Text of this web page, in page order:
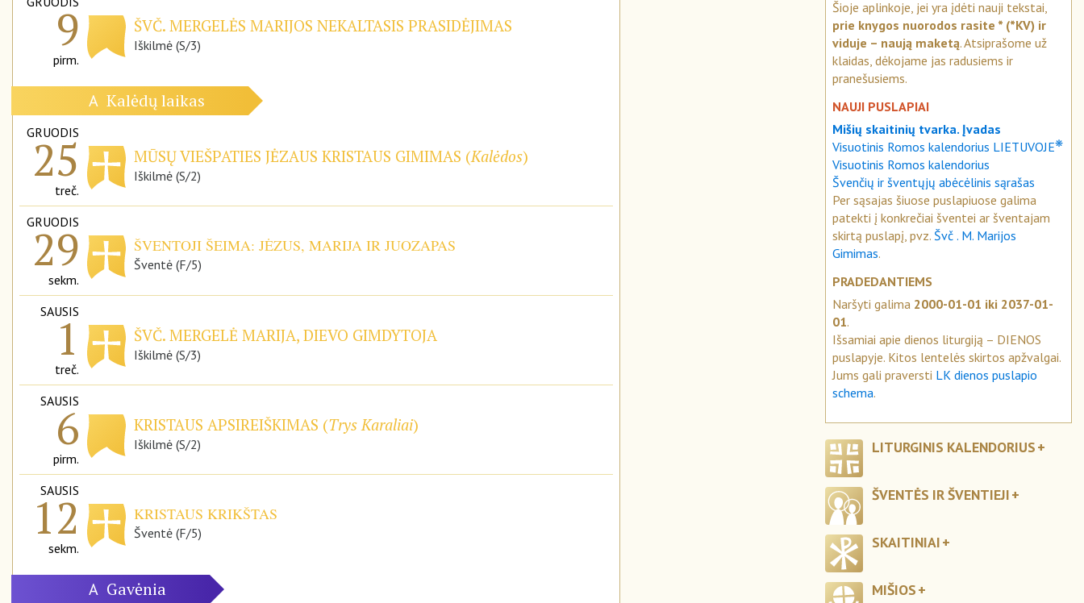
9
pirm.
ŠVČ. MERGELĖS MARIJOS NEKALTASIS PRASIDĖJIMAS
Iškilmė (S/3)
A Kalėdų laikas
GRUODIS
25
treč.
MŪSŲ VIEŠPATIES JĖZAUS KRISTAUS GIMIMAS (Kalėdos)
Iškilmė (S/2)
GRUODIS
29
sekm.
ŠVENTOJI ŠEIMA: JĖZUS, MARIJA IR JUOZAPAS
Šventė (F/5)
SAUSIS
1
treč.
ŠVČ. MERGELĖ MARIJA, DIEVO GIMDYTOJA
Iškilmė (S/3)
SAUSIS
6
pirm.
KRISTAUS APSIREIŠKIMAS (Trys Karaliai)
Iškilmė (S/2)
SAUSIS
12
sekm.
KRISTAUS KRIKŠTAS
Šventė (F/5)
A Gavėnia
Šioje aplinkoje, jei yra įdėti nauji tekstai,
prie knygos nuorodos rasite * (*KV) ir
viduje – naują maketą. Atsiprašome už
klaidas, dėkojame jas radusiems ir
pranešusiems.
NAUJI PUSLAPIAI
Mišių skaitinių tvarka. Įvadas
Visuotinis Romos kalendorius LIETUVOJE❋
Visuotinis Romos kalendorius
Švenčių ir šventųjų abėcėlinis sąrašas
Per sąsajas šiuose puslapiuose galima
patekti į konkrečiai šventei ar šventajam
skirtą puslapį, pvz. Švč . M. Marijos
Gimimas.
PRADEDANTIEMS
Naršyti galima 2000-01-01 iki 2037-01-
01.
Išsamiai apie dienos liturgiją – DIENOS
puslapyje. Kitos lentelės skirtos apžvalgai.
Jums gali praversti LK dienos puslapio
schema.
LITURGINIS KALENDORIUS
ŠVENTĖS IR ŠVENTIEJI
SKAITINIAI
MIŠIOS